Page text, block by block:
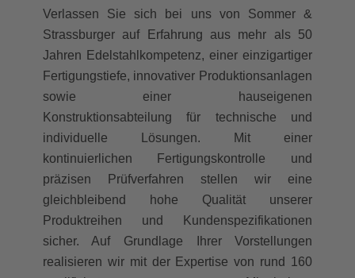
Verlassen Sie sich bei uns von Sommer &
Strassburger auf Erfahrung aus mehr als 50
Jahren Edelstahlkompetenz, einer einzigartiger
Fertigungstiefe, innovativer Produktionsanlagen
sowie einer hauseigenen
Konstruktionsabteilung für technische und
individuelle Lösungen. Mit einer
kontinuierlichen Fertigungskontrolle und
präzisen Prüfverfahren stellen wir eine
gleichbleibend hohe Qualität unserer
Produktreihen und Kundenspezifikationen
sicher. Auf Grundlage Ihrer Vorstellungen
realisieren wir mit der Expertise von rund 160